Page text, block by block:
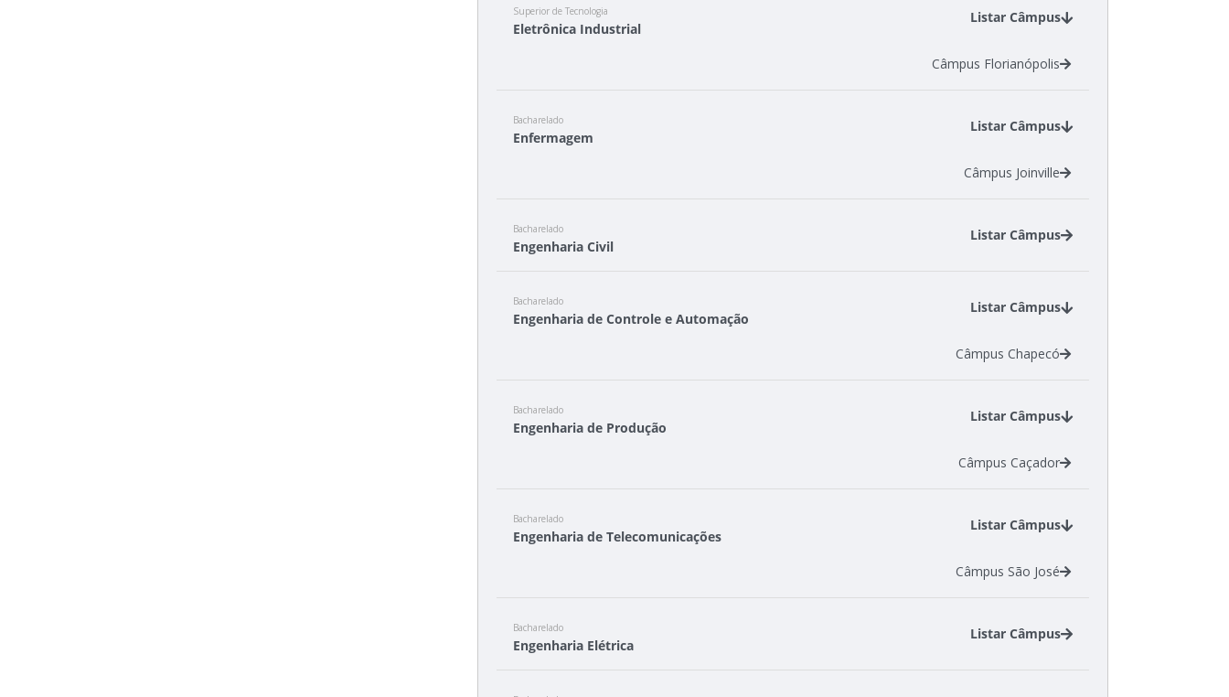
Câmpus Gaspar
Superior de Tecnologia
Eletrônica Industrial
Listar Câmpus
Câmpus Florianópolis
Bacharelado
Enfermagem
Listar Câmpus
Câmpus Joinville
Bacharelado
Engenharia Civil
Listar Câmpus
Câmpus Florianópolis
Bacharelado
Engenharia de Controle e Automação
Listar Câmpus
Câmpus Chapecó
Bacharelado
Engenharia de Produção
Listar Câmpus
Câmpus Caçador
Bacharelado
Engenharia de Telecomunicações
Listar Câmpus
Câmpus São José
Bacharelado
Engenharia Elétrica
Listar Câmpus